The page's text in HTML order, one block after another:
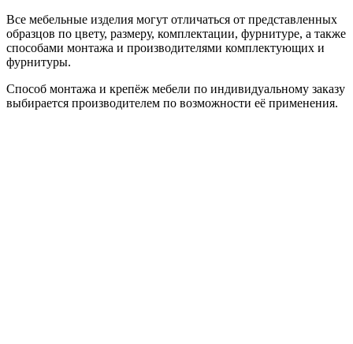
Все мебельные изделия могут отличаться от представленных
образцов по цвету, размеру, комплектации, фурнитуре, а также
способами монтажа и производителями комплектующих и
фурнитуры.
Способ монтажа и крепёж мебели по индивидуальному заказу
выбирается производителем по возможности её применения.